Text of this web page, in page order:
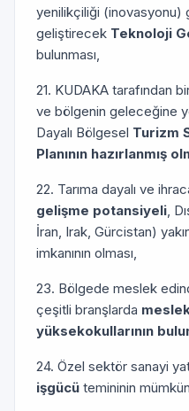
yenilikçiliği (inovasyonu)
geliştirecek Teknoloji
bulunması,
21. KUDAKA tarafından
ve bölgenin geleceğine
Dayalı Bölgesel Turizm
Planının hazırlanmış
22. Tarıma dayalı ve
gelişme potansiyeli,
İran, Irak, Gürcistan)
imkanının olması,
23. Bölgede meslek
çeşitli branşlarda
yüksekokullarının
24. Özel sektör sanayi
işgücü temininin